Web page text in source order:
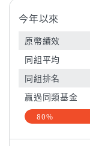
今年以來
原幣績效
同組平均
同組排名
贏過同類基金
80%